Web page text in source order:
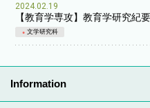
2024.02.19
【教育学専攻】教育学研究紀
文学研究科
Information